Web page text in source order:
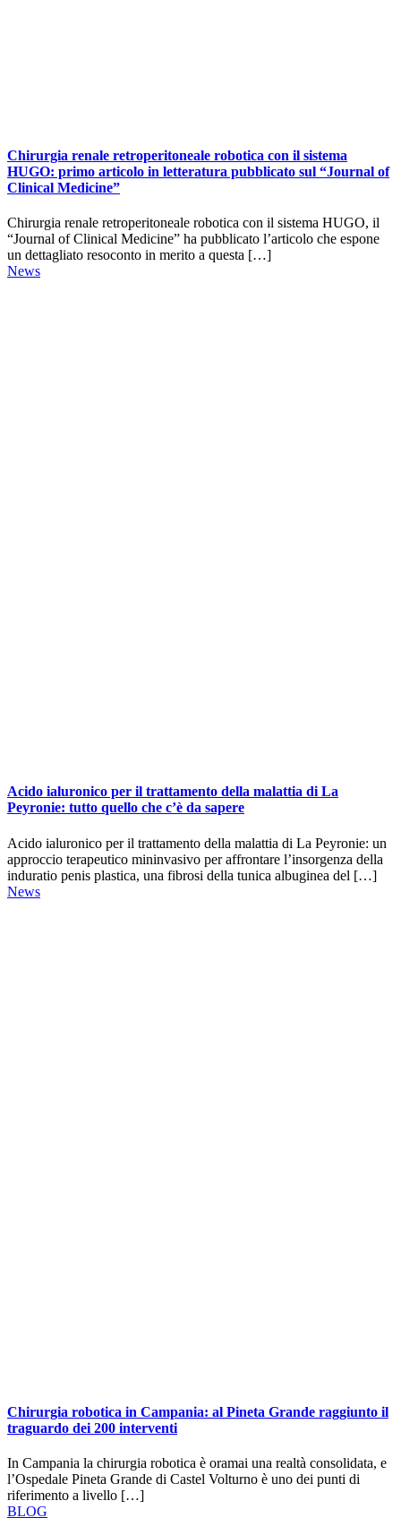
Chirurgia renale retroperitoneale robotica con il sistema
HUGO: primo articolo in letteratura pubblicato sul “Journal of
Clinical Medicine”
Chirurgia renale retroperitoneale robotica con il sistema HUGO, il
“Journal of Clinical Medicine” ha pubblicato l’articolo che espone
un dettagliato resoconto in merito a questa […]
News
Acido ialuronico per il trattamento della malattia di La
Peyronie: tutto quello che c’è da sapere
Acido ialuronico per il trattamento della malattia di La Peyronie: un
approccio terapeutico mininvasivo per affrontare l’insorgenza della
induratio penis plastica, una fibrosi della tunica albuginea del […]
News
Chirurgia robotica in Campania: al Pineta Grande raggiunto il
traguardo dei 200 interventi
In Campania la chirurgia robotica è oramai una realtà consolidata, e
l’Ospedale Pineta Grande di Castel Volturno è uno dei punti di
riferimento a livello […]
BLOG